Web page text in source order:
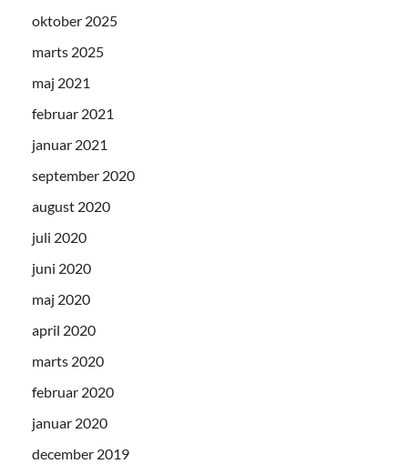
oktober 2025
marts 2025
maj 2021
februar 2021
januar 2021
september 2020
august 2020
juli 2020
juni 2020
maj 2020
april 2020
marts 2020
februar 2020
januar 2020
december 2019